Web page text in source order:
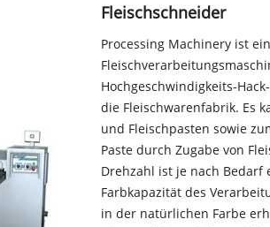
Fleischschneider
Processing Machinery ist
Hochgeschwindigkeits-
die Fleischwarenfabrik. Es
und Fleischpasten sowie
Paste durch Zugabe von
Drehzahl ist je nach
Farbkapazität des
in der natürlichen Farbe